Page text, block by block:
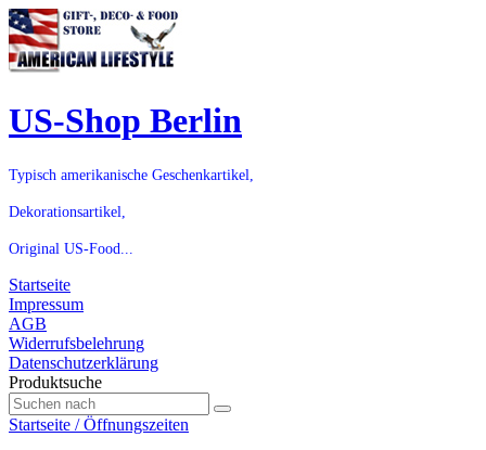
US-Shop Berlin
Typisch amerikanische Geschenkartikel,
Dekorationsartikel,
Original US-Food...
Startseite
Impressum
AGB
Widerrufsbelehrung
Datenschutzerklärung
Produktsuche
Startseite / Öffnungszeiten